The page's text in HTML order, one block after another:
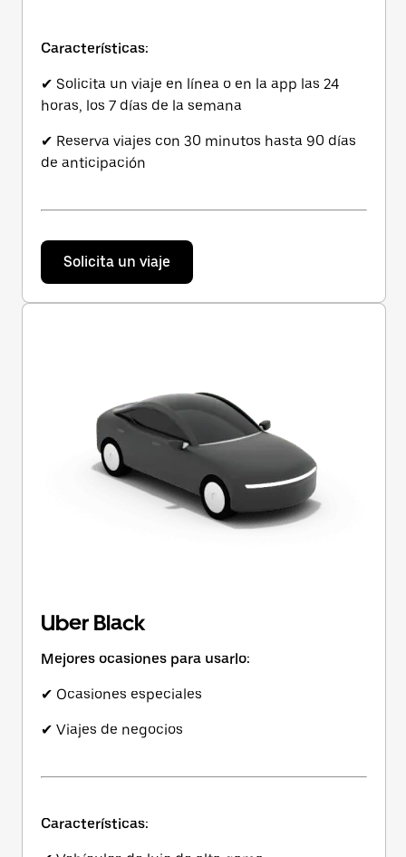
Características:
✔ Solicita un viaje en línea o en la app las 24
horas, los 7 días de la semana
✔ Reserva viajes con 30 minutos hasta 90 días
de anticipación
Solicita un viaje
Uber Black
Mejores ocasiones para usarlo:
✔ Ocasiones especiales
✔ Viajes de negocios
Características: